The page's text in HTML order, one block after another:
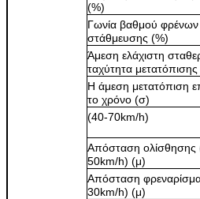
(%)
Γωνία βαθμού
στάθμευσης (%)
Άμεση ελάχιστη
ταχύτητα
Η άμεση μετατόπιση
το χρόνο (σ)
(40-70km/h)
Απόσταση
50km/h) (μ)
Απόσταση
30km/h) (μ)